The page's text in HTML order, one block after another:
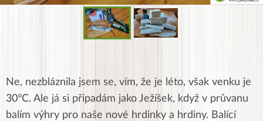
Ne, nezbláznila jsem se, vím, že je léto, však venku je
30°C. Ale já si připadám jako Ježíšek, když v průvanu
balím výhry pro naše nové hrdinky a hrdiny. Balící